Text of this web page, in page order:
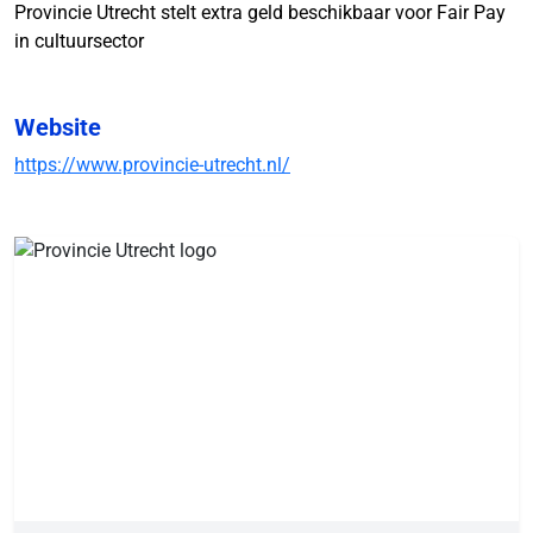
Provincie Utrecht stelt extra geld beschikbaar voor Fair Pay
in cultuursector
Website
https://www.provincie-utrecht.nl/